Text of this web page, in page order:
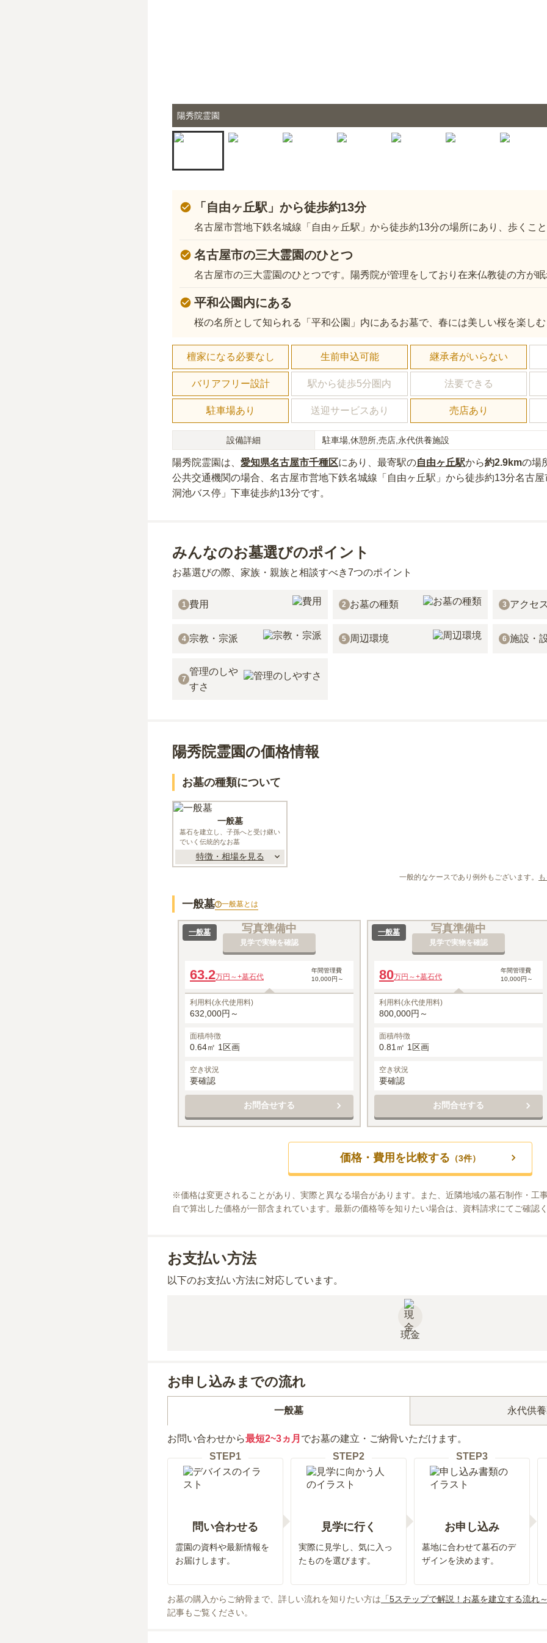
陽秀院霊園
「自由ヶ丘駅」から徒歩約13分
名古屋市営地下鉄名城線「自由ヶ丘駅」から徒歩約13分の場所にあり、歩くこ
名古屋市の三大霊園のひとつ
名古屋市の三大霊園のひとつです。陽秀院が管理をしており在来仏教徒の方が
平和公園内にある
桜の名所として知られる「平和公園」内にあるお墓で、春には美しい桜を楽し
檀家になる必要なし 生前申込可能 継承者がいらない
バリアフリー設計 駅から徒歩5分圏内 法要できる
駐車場あり 送迎サービスあり 売店あり
設備詳細 駐車場,休憩所,売店,永代供養施設
陽秀院霊園 は、 愛知県名古屋市千種区にあり 、最寄駅の自由ヶ丘駅から約2.9kmの場
公共交通機関の場合 、名古屋市営地下鉄名城線「自由ヶ丘駅」から徒歩約13分名古
洞池バス停」下車徒歩約13分です。
みんなのお墓選びのポイント
お墓選びの際、家族・親族と相談すべき7つのポイント
1 費用 2 お墓の種類 3 アクセ
4 宗教・宗派 5 周辺環境 6 施設・
7
管理のしや
すさ
陽秀院霊園の価格情報
お墓の種類について
一般墓
墓石を建立し、子孫へと受け継い
でいく伝統的なお墓
特徴・相場を見る
一般的なケースであり例外もございます。
一般墓 一般墓とは
写真準備中
見学で実物を確認
一般墓
63.2万円～+墓石代
年間管理費
10,000円～
利用料(永代使用料)
632,000円～
面積/特徴
0.64㎡ 1区画
空き状況
要確認
お問合せする
写真準備中
見学で実物を確認
一般墓
80万円～+墓石代
年間管理費
10,000円～
利用料(永代使用料)
800,000円～
面積/特徴
0.81㎡ 1区画
空き状況
要確認
お問合せする
価格・費用を比較する （3件）
※価格は変更されることがあり、実際と異なる場合があります。また、近隣地域の墓石制作・工
自で算出した価格が一部含まれています。最新の価格等を知りたい場合は、資料請求にてご確認
お支払い方法
以下のお支払い方法に対応しています。
現金
お申し込みまでの流れ
一般墓 永代供
お問い合わせから最短2~3ヵ月 でお墓の建立・ご納骨いただけます。
STEP1
問い合わせる
霊園の資料や最新情報を
お届けします。
STEP2
見学に行く
実際に見学し、気に入っ
たものを選びます。
STEP3
お申し込み
墓地に合わせて墓石のデ
ザインを決めます。
お墓の購入からご納骨まで、詳しい流れを知りたい方は 「5ステップで解説！お墓を建立する流れ
記事もご覧ください。